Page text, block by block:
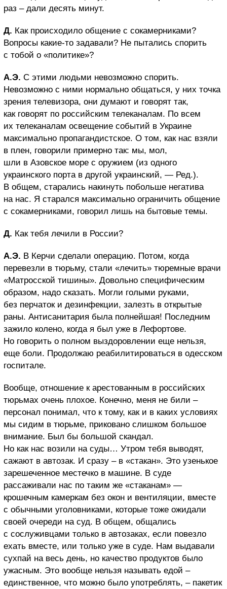
раз – дали десять минут.
Д. Как происходило общение с сокамерниками?
Вопросы какие-то задавали? Не пытались спорить
с тобой о «политике»?
А.Э. С этими людьми невозможно спорить.
Невозможно с ними нормально общаться, у них точка
зрения телевизора, они думают и говорят так,
как говорят по российским телеканалам. По всем
их телеканалам освещение событий в Украине
максимально пропагандистское. О том, как нас взяли
в плен, говорили примерно так: мы, мол,
шли в Азовское море с оружием (из одного
украинского порта в другой украинский, — Ред.).
В общем, старались накинуть побольше негатива
на нас. Я старался максимально ограничить общение
с сокамерниками, говорил лишь на бытовые темы.
Д. Как тебя лечили в России?
А.Э. В Керчи сделали операцию. Потом, когда
перевезли в тюрьму, стали «лечить» тюремные врачи
«Матросской тишины». Довольно специфическим
образом, надо сказать. Могли голыми руками,
без перчаток и дезинфекции, залезть в открытые
раны. Антисанитария была полнейшая! Последним
зажило колено, когда я был уже в Лефортове.
Но говорить о полном выздоровлении еще нельзя,
еще боли. Продолжаю реабилитироваться в одесском
госпитале.
Вообще, отношение к арестованным в российских
тюрьмах очень плохое. Конечно, меня не били –
персонал понимал, что к тому, как и в каких условиях
мы сидим в тюрьме, приковано слишком большое
внимание. Был бы большой скандал.
Но как нас возили на суды… Утром тебя выводят,
сажают в автозак. И сразу – в «стакан». Это узенькое
зарешеченное местечко в машине. В суде
рассаживали нас по таким же «стаканам» —
крошечным камеркам без окон и вентиляции, вместе
с обычными уголовниками, которые тоже ожидали
своей очереди на суд. В общем, общались
с сослуживцами только в автозаках, если повезло
ехать вместе, или только уже в суде. Нам выдавали
сухпай на весь день, но качество продуктов было
ужасным. Это вообще нельзя называть едой –
единственное, что можно было употреблять, – пакетик